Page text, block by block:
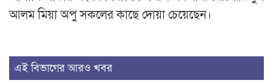
আলম মিয়া অপু সকলের কাছে দোয়া চেয়েছেন।
এই বিভাগের আরও খবর